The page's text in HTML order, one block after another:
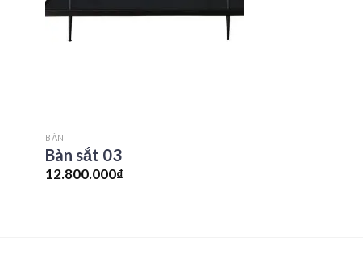
BÀN
Bàn sắt 03
12.800.000₫